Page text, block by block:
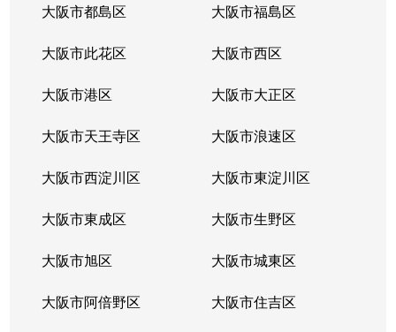
大阪市都島区 大阪市福島区
大阪市此花区 大阪市西区
大阪市港区 大阪市大正区
大阪市天王寺区 大阪市浪速区
大阪市西淀川区 大阪市東淀川区
大阪市東成区 大阪市生野区
大阪市旭区 大阪市城東区
大阪市阿倍野区 大阪市住吉区